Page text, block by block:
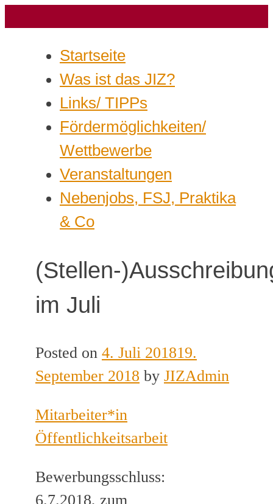
Startseite
Was ist das JIZ?
Links/ TIPPs
Fördermöglichkeiten/
Wettbewerbe
Veranstaltungen
Nebenjobs, FSJ, Praktika
& Co
(Stellen-
im Juli
Posted on 4. Juli 201819.
September 2018 by JIZAdmin
Mitarbeiter*in
Öffentlichkeitsarbeit
Bewerbungsschluss:
6.7.2018, zum